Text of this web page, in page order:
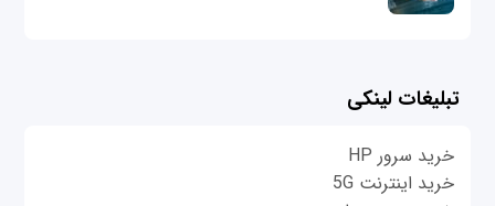
تبلیغات لینکی
خرید سرور HP
خرید اینترنت 5G